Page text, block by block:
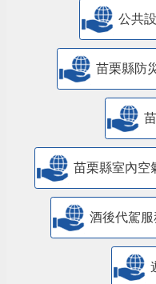
公共
苗栗縣防
苗栗縣室內空
酒後代駕服